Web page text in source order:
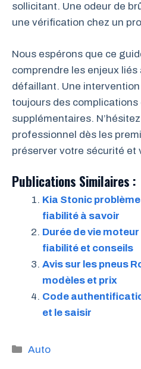
sollicitant. Une odeur de
une vérification chez un
Nous espérons que ce
comprendre les enjeux liés
défaillant. Une
toujours des
supplémentaires.
professionnel dès les
préserver votre sécurité et
Publications Similaires :
Kia Stonic
fiabilité à savoir
Durée de vie
fiabilité et conseils
Avis sur les pneus
modèles et prix
Code
et le saisir
Catégories
Auto